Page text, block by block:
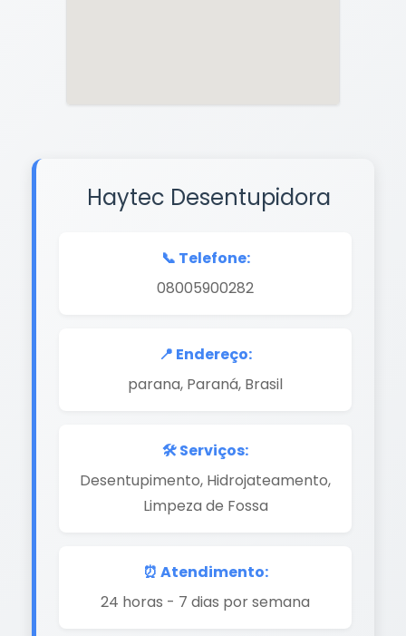
Haytec Desentupidora
📞 Telefone:
08005900282
📍 Endereço:
parana, Paraná, Brasil
🛠️ Serviços:
Desentupimento, Hidrojateamento,
Limpeza de Fossa
⏰ Atendimento:
24 horas - 7 dias por semana